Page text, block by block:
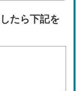
たら下記を